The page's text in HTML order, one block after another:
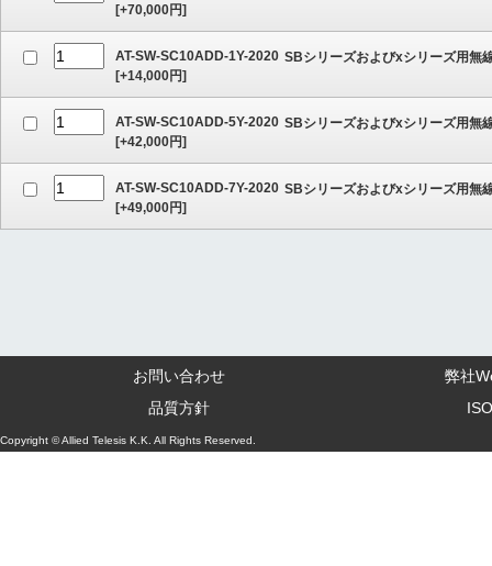
[+70,000円]
AT-SW-SC10ADD-1Y-2020 SBシリーズおよびxシリーズ用無
[+14,000円]
AT-SW-SC10ADD-5Y-2020 SBシリーズおよびxシリーズ用無
[+42,000円]
AT-SW-SC10ADD-7Y-2020 SBシリーズおよびxシリーズ用無
[+49,000円]
お問い合わせ
弊社
品質方針
Copyright © Allied Telesis K.K. All Rights Reserved.